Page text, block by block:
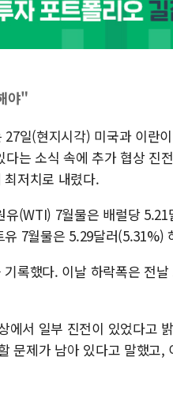
야"
일(현지시각) 미국과 이란
는 소식 속에 추가 협상 진
저치로 내렸다.
(WTI) 7월물은 배럴당
7월물은 5.29달러(5.31%)
록했다. 이날 하락폭은 전
에서 일부 진전이 있었다고
문제가 남아 있다고 말했고,